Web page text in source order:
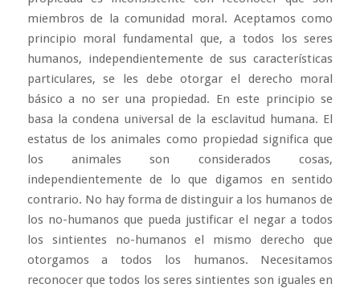
miembros de la comunidad moral. Aceptamos como
principio moral fundamental que, a todos los seres
humanos, independientemente de sus características
particulares, se les debe otorgar el derecho moral
básico a no ser una propiedad. En este principio se
basa la condena universal de la esclavitud humana. El
estatus de los animales como propiedad significa que
los animales son considerados cosas,
independientemente de lo que digamos en sentido
contrario. No hay forma de distinguir a los humanos de
los no-humanos que pueda justificar el negar a todos
los sintientes no-humanos el mismo derecho que
otorgamos a todos los humanos. Necesitamos
reconocer que todos los seres sintientes son iguales en